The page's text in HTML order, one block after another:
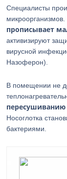
Специалисты
микроорганизмов.
прописывает
активизируют
вирусной
Назоферон).
В помещении не
пересушиванию
Носоглотка
бактериями.